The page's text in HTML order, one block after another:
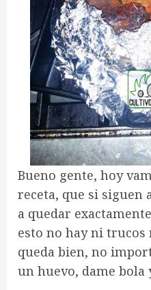
Bueno gente, hoy
receta, que si siguen
a quedar
esto no hay ni trucos
queda bien, no
un huevo, dame bola